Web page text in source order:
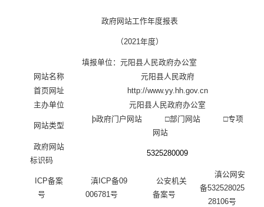
政府网站工作年度报表
（2021年度）
填报单位：元阳县人民政府办公室
网站名称
元阳县人民政府
首页网址
http://www.yy.hh.gov.cn
主办单位
元阳县人民政府办公室
网站类型
þ政府门户网站 □部门网站 □专项
网站
政府网站
标识码
5325280009
ICP备案
号
滇 ICP备09
006781号
公安机关
备案号
滇公网安
备532528025
28106号